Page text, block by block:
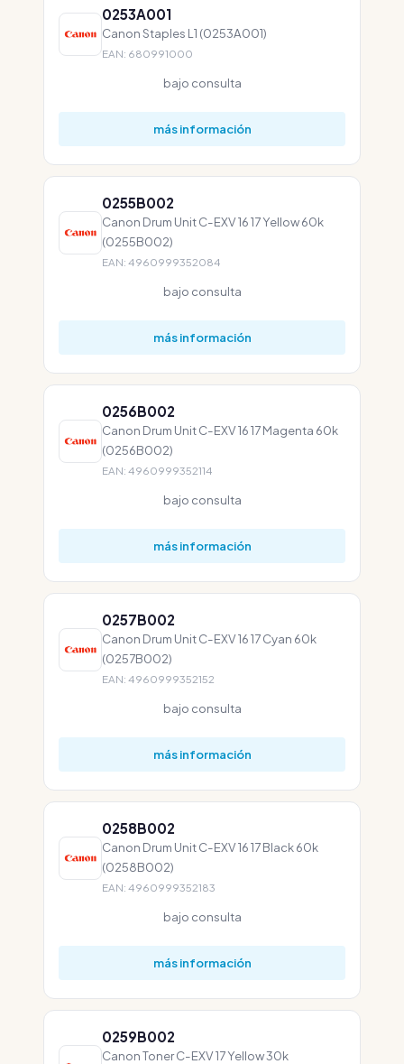
0253A001
Canon Staples L1 (0253A001)
EAN: 680991000
bajo consulta
más información
0255B002
Canon Drum Unit C-EXV 16 17 Yellow 60k
(0255B002)
EAN: 4960999352084
bajo consulta
más información
0256B002
Canon Drum Unit C-EXV 16 17 Magenta 60k
(0256B002)
EAN: 4960999352114
bajo consulta
más información
0257B002
Canon Drum Unit C-EXV 16 17 Cyan 60k
(0257B002)
EAN: 4960999352152
bajo consulta
más información
0258B002
Canon Drum Unit C-EXV 16 17 Black 60k
(0258B002)
EAN: 4960999352183
bajo consulta
más información
0259B002
Canon Toner C-EXV 17 Yellow 30k